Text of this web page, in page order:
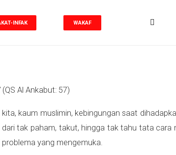
INFAK WAKAF
(QS Al Ankabut: 57)
kaum muslimin, kebingungan saat
tak paham, takut, hingga tak tahu tata cara
yang mengemuka.